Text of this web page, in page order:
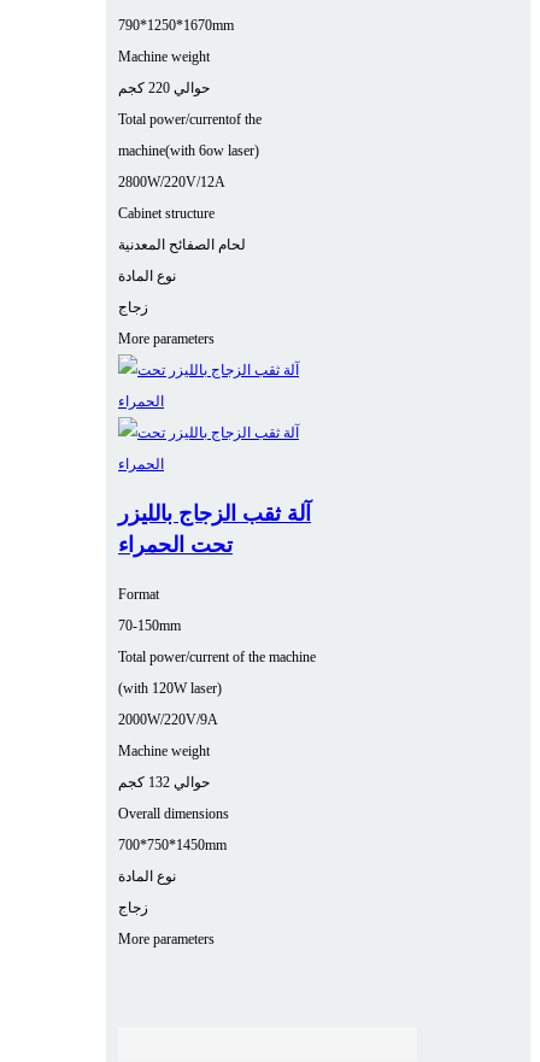
790*1250*1670mm
Machine weight
حوالي 220 كجم
Total power/currentof the
machine(with 6ow laser)
2800W/220V/12A
Cabinet structure
لحام الصفائح المعدنية
نوع المادة
زجاج
More parameters
آلة ثقب الزجاج بالليزر
تحت الحمراء
Format
70-150mm
Total power/current of the machine
(with 120W laser)
2000W/220V/9A
Machine weight
حوالي 132 كجم
Overall dimensions
700*750*1450mm
نوع المادة
زجاج
More parameters